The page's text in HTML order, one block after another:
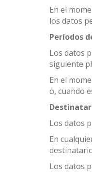
En el
los datos
Períodos
Los datos
siguiente
En el
o, cuando
Los datos
En
Los datos